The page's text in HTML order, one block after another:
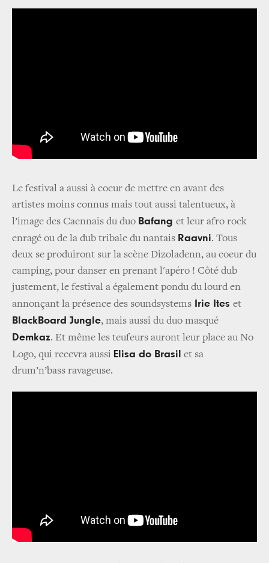
Le festival a aussi à coeur de mettre en avant des
artistes moins connus mais tout aussi talentueux, à
l’image des Caennais du duo Bafang et leur afro rock
enragé ou de la dub tribale du nantais Raavni. Tous
deux se produiront sur la scène Dizoladenn, au coeur du
camping, pour danser en prenant l'apéro ! Côté dub
justement, le festival a également pondu du lourd en
annonçant la présence des soundsystems Irie Ites et
BlackBoard Jungle, mais aussi du duo masqué
Demkaz. Et même les teufeurs auront leur place au No
Logo, qui recevra aussi Elisa do Brasil et sa
drum’n’bass ravageuse.